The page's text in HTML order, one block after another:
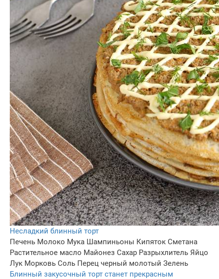
Несладкий блинный торт
Печень Молоко Мука Шампиньоны Кипяток Сметана
Растительное масло Майонез Сахар Разрыхлитель Яйцо
Лук Морковь Соль Перец черный молотый Зелень
Блинный закусочный торт станет прекрасным